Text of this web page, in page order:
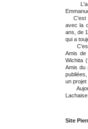
C'est
avec la
ans, de
qui a
C'est
Amis de
Wichita
Amis du
un projet
Site